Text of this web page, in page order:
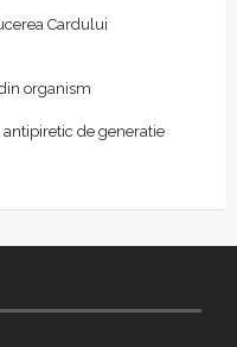
Cardului
organism
de generatie